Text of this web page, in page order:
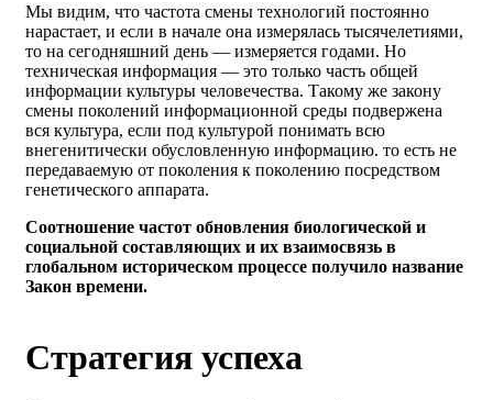
Мы видим, что частота смены технологий постоянно
нарастает, и если в начале она измерялась тысячелетиями,
то на сегодняшний день — измеряется годами. Но
техническая информация — это только часть общей
информации культуры человечества. Такому же закону
смены поколений информационной среды подвержена
вся культура, если под культурой понимать всю
внегенитически обусловленную информацию. то есть не
передаваемую от поколения к поколению посредством
генетического аппарата.
Соотношение частот обновления биологической и
социальной составляющих и их взаимосвязь в
глобальном историческом процессе получило название
Закон времени.
Стратегия успеха